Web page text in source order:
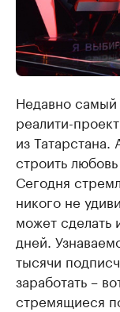
Недавно самый
реалити-
из
строить
Сегодня
никого не
может сделать
дней.
тысячи
заработать –
стремящиеся